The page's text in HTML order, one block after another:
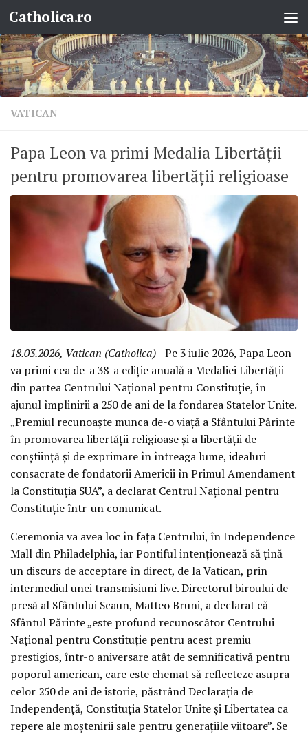
Skip to content
Catholica.ro
VATICAN
Papa Leon va primi Medalia Libertății
pentru promovarea libertății religioase
18.03.2026, Vatican (Catholica)- Pe 3 iulie 2026, Papa Leon
va primi cea de-a 38-a ediție anuală a Medaliei Libertății
din partea Centrului Național pentru Constituție, în
ajunul împlinirii a 250 de ani de la fondarea Statelor Unite.
„Premiul recunoaște munca de-o viață a Sfântului Părinte
în promovarea libertății religioase și a libertății de
conștiință și de exprimare în întreaga lume, idealuri
consacrate de fondatorii Americii în Primul Amendament
la Constituția SUA”, a declarat Centrul Național pentru
Constituție într-un comunicat.
Ceremonia va avea loc în fața Centrului, în Independence
Mall din Philadelphia, iar Pontiful intenționează să țină
un discurs de acceptare în direct, de la Vatican, prin
intermediul unei transmisiuni live. Directorul biroului de
presă al Sfântului Scaun, Matteo Bruni, a declarat că
Sfântul Părinte „este profund recunoscător Centrului
Național pentru Constituție pentru acest premiu
prestigios, într-o aniversare atât de semnificativă pentru
poporul american, care este chemat să reflecteze asupra
celor 250 de ani de istorie, păstrând Declarația de
Independență, Constituția Statelor Unite și Libertatea ca
repere ale moștenirii sale pentru generațiile viitoare”. Se